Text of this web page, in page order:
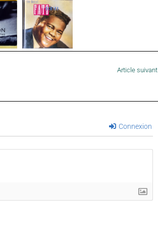
Article suivant
Connexion